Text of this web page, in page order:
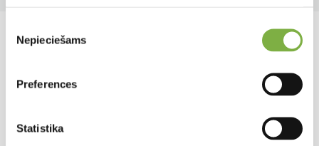
izvēle
Nepieciešams
Preferences
Statistika
Līdzīgi produkti